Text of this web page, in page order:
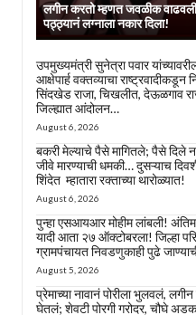
लगीन करतो म्हणत जवळीक
पठ्ठ्यानं लग्नाला नकार दिला!
उपमुख्यमंत्री सुनेत्रा पवार
आक्षेपार्ह वक्तव्याचा राष्ट्रवादीकडून
सिंदखेड राजा, चिखलीत, देऊळगाव
जिल्ह्यात आंदोलन…
August 6, 2026
बकरी मेल्याचे पैसे मागितले; पैसे दिले
जीवे मारण्याची धमकी… दुसऱ्याच
शिंदेत म्हातारा रक्ताच्या थारोळ्यात!
August 6, 2026
पुन्हा एसआयआर मोहीम लांबली!
यादी आता २७ ऑक्टोबरला! जिल्हा
ग्रामपंचायत निवडणुकाही पुढे
August 5, 2026
प्रेमाच्या नावानं पोरीला भुलवलं,
घेतलं; शेवटी पोरगी गरोदर, चौघे